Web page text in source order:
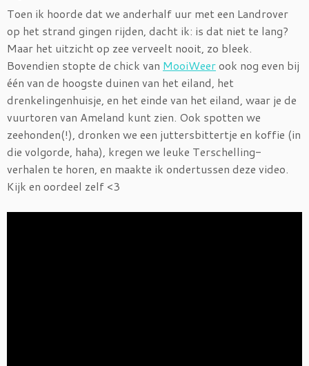
Toen ik hoorde dat we anderhalf uur met een Landrover
op het strand gingen rijden, dacht ik: is dat niet te lang?
Maar het uitzicht op zee verveelt nooit, zo bleek.
Bovendien stopte de chick van MooiWeerook nog even bij
één van de hoogste duinen van het eiland, het
drenkelingenhuisje, en het einde van het eiland, waar je de
vuurtoren van Ameland kunt zien. Ook spotten we
zeehonden(!), dronken we een juttersbittertje en koffie (in
die volgorde, haha), kregen we leuke Terschelling-
verhalen te horen, en maakte ik ondertussen deze video.
Kijk en oordeel zelf <3